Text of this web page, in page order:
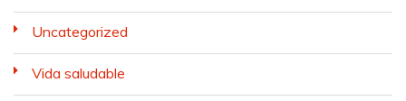
Uncategorized
Vida saludable